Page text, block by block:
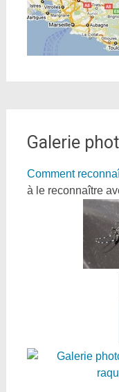
Galerie
Comment
à le reconnaître